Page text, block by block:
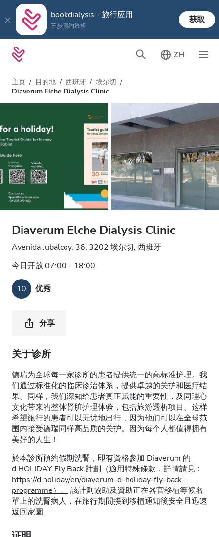
bookdialysis - 旅行应用
三步预约透析
获取
ZH
主页 目的地 西班牙
埃尔切
Diaverum Elche Dialysis Clinic
Diaverum Elche Dialysis Clinic
Avenida Jubalcoy, 36, 3202 埃尔切, 西班牙
今日开放 07:00 - 18:00
10 优秀
分享
关于诊所
德瑞为全球每一家诊所的患者提供统一的高标准护理。我
们通过标准化的临床诊治体系，提供卓越的关护和医疗结
果。同样，我们深知给患者真正赋能的重要性，及同理心
文化带来的整体肾脏护理体验，包括旅游透析项目。这样
希望旅行的患者可以无忧地出行，因为他们可以在全球范
围内接受德瑞同样高品质的关护。因为每个人都值得拥有
美好的人生！
於本診所預約假期洗腎，即有資格參加 Diaverum 的
d.HOLIDAY Fly Back 計劃（適用特殊條款，詳情請見：
https://d.holiday/en/diaverum-d-holiday-fly-back-
programme）。
該計劃協助及資助正在器官移植等候名
單上的洗腎病人，在旅行期間接到移植通知後安全且迅速
返回家園。